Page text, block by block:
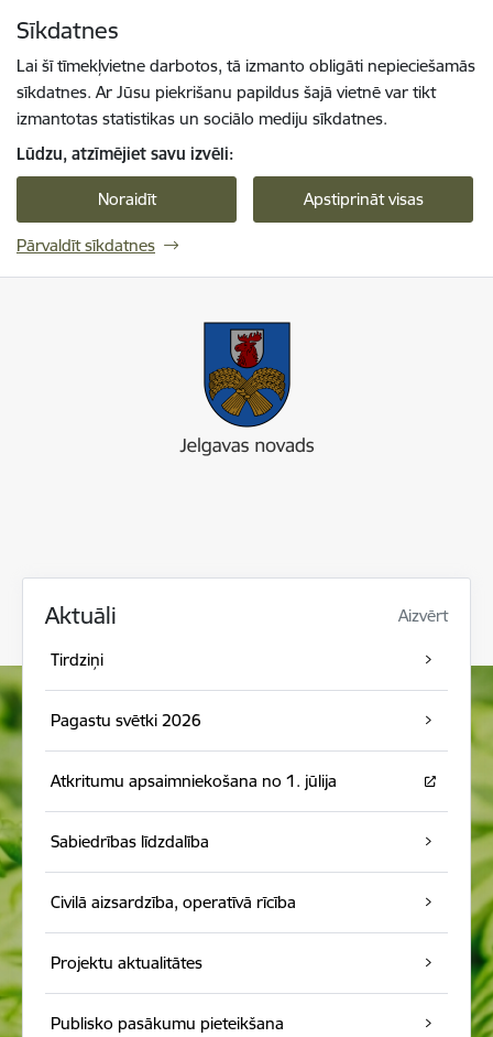
Sīkdatnes
Lai šī tīmekļvietne darbotos, tā izmanto obligāti nepieciešamās
sīkdatnes. Ar Jūsu piekrišanu papildus šajā vietnē var tikt
izmantotas statistikas un sociālo mediju sīkdatnes.
Lūdzu, atzīmējiet savu izvēli:
Noraidīt Apstiprināt visas
Pārvaldīt sīkdatnes
Aktuāli Aizvērt
Tirdziņi
Pagastu svētki 2026
Atkritumu apsaimniekošana no 1. jūlija
Sabiedrības līdzdalība
Civilā aizsardzība, operatīvā rīcība
Projektu aktualitātes
Publisko pasākumu pieteikšana